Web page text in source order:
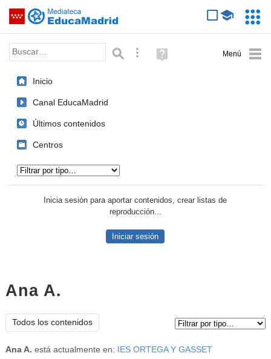
Saltar navegación
Palabra o frase: Búsqueda avanzada
Ayuda
(en
Inicio
Canal EducaMadrid
Últimos contenidos
Centros
Inicia sesión para aportar contenidos, crear listas de
reproducción...
Iniciar sesión
Ana A.
Todos los contenidos
Ana A. está actualmente en: IES ORTEGA Y GASSET